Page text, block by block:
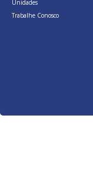
Unidades
Trabalhe Conosco